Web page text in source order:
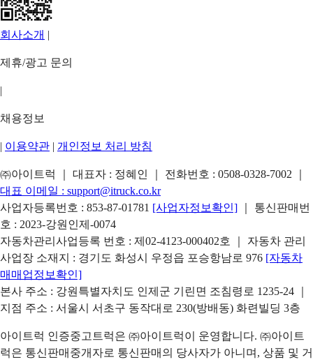
회사소개 |
제휴/광고 문의
|
채용정보
| 이용약관 | 개인정보 처리 방침
㈜아이트럭 ｜ 대표자 : 정혜인 ｜ 전화번호 : 0508-0328-7002
대표 이메일 : support@itruck.co.kr
사업자등록번호 : 853-87-01781 [사업자정보확인]
｜ 통신판매번
호 : 2023-강원인제-0074
자동차관리사업등록 번호 : 제02-4123-000402호 ｜ 자동차 관리
사업장 소재지 : 경기도 화성시 우정읍 포승항남로 976 [자동차
매매업정보확인]
본사 주소 : 강원특별자치도 인제군 기린면 조침령로 1235-24 ｜
지점 주소 : 서울시 서초구 동작대로 230(방배동) 화련빌딩 3층
아이트럭 인증중고트럭은 ㈜아이트럭이 운영합니다. ㈜아이트
럭은 통신판매중개자로 통신판매의 당사자가 아니며, 상품 및 거